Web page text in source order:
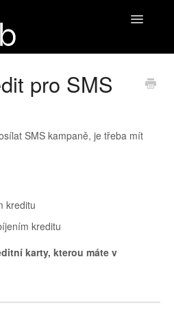
Toggle
pro SMS
SMS kampaně, je třeba mít
kreditu
kreditu
karty, kterou máte v